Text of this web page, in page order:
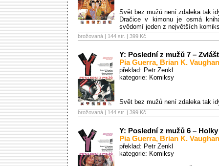
Svět bez mužů není zdaleka tak
Dračice v kimonu je osmá
svědomí jeden z největších
brožovaná | 144 str. | 399 Kč
Y: Poslední z mužů 7 –
Pia Guerra, Brian K. Vaughan
překlad: Petr Zenkl
kategorie: Komiksy
Svět bez mužů není zdaleka tak
brožovaná | 144 str. | 399 Kč
Y: Poslední z mužů 6 –
Pia Guerra, Brian K. Vaughan
překlad: Petr Zenkl
kategorie: Komiksy